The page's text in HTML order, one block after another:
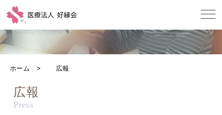
ホーム 広報
広報